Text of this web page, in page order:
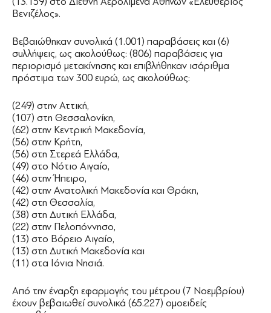
Βενιζέλος».
Βεβαιώθηκαν συνολικά (1.001) παραβάσεις και (6)
συλλήψεις, ως ακολούθως: (806) παραβάσεις για
περιορισμό μετακίνησης και επιβλήθηκαν ισάριθμα
πρόστιμα των 300 ευρώ, ως ακολούθως:
(249) στην Αττική,
(107) στη Θεσσαλονίκη,
(62) στην Κεντρική Μακεδονία,
(56) στην Κρήτη,
(56) στη Στερεά Ελλάδα,
(49) στο Νότιο Αιγαίο,
(46) στην Ήπειρο,
(42) στην Ανατολική Μακεδονία και Θράκη,
(42) στη Θεσσαλία,
(38) στη Δυτική Ελλάδα,
(22) στην Πελοπόννησο,
(13) στο Βόρειο Αιγαίο,
(13) στη Δυτική Μακεδονία και
(11) στα Ιόνια Νησιά.
Από την έναρξη εφαρμογής του μέτρου (7 Νοεμβρίου)
έχουν βεβαιωθεί συνολικά (65.227) ομοειδείς